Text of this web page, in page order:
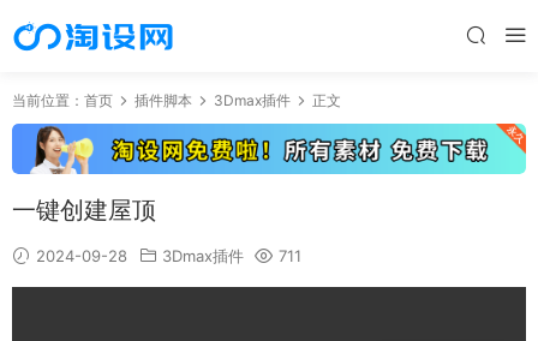
当前位置： 首页 插件脚本 3Dmax插件 正文
一键创建屋顶
2024-09-28 3Dmax插件 711